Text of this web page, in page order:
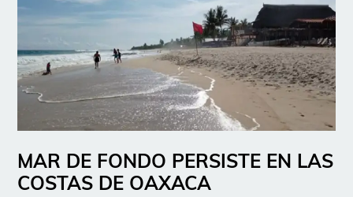
MAR DE FONDO PERSISTE EN LAS
COSTAS DE OAXACA